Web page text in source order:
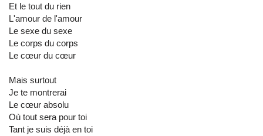
Et le tout du rien
L'amour de l'amour
Le sexe du sexe
Le corps du corps
Le cœur du cœur
Mais surtout
Je te montrerai
Le cœur absolu
Où tout sera pour toi
Tant je suis déjà en toi